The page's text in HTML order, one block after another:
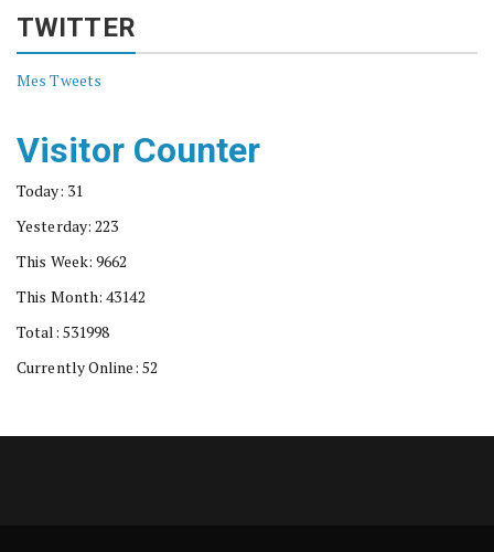
TWITTER
Mes Tweets
Visitor Counter
Today: 31
Yesterday: 223
This Week: 9662
This Month: 43142
Total: 531998
Currently Online: 52